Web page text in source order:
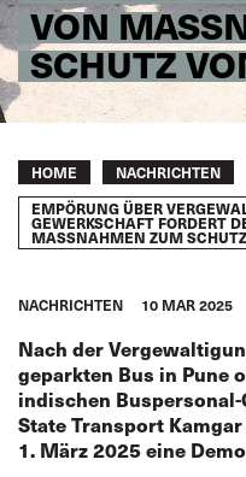
VON
CHUTZ
Breadcrumb
HOME NACHRICHTEN
EMPÖRUNG ÜBER
GEWERKSCHAFT FORDERT
MASSNAHMEN ZUM
NACHRICHTEN 10 MAR 2025
Nach der
geparkten Bus in Pune
indischen
State Transport
1. März 2025 eine